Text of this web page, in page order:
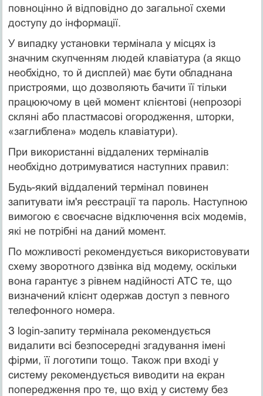
повноцінно й відповідно до загальної схеми
доступу до інформації.
У випадку установки термінала у місцях із
значним скупченням людей клавіатура (а якщо
необхідно, то й дисплей) має бути обладнана
пристроями, що дозволяють бачити її тільки
працюючому в цей момент клієнтові (непрозорі
скляні або пластмасові огородження, шторки,
«заглиблена» модель клавіатури).
При використанні віддалених терміналів
необхідно дотримуватися наступних правил:
Будь-який віддалений термінал повинен
запитувати ім'я реєстрації та пароль. Наступною
вимогою є своєчасне відключення всіх модемів,
які не потрібні на даний момент.
По можливості рекомендується використовувати
схему зворотного дзвінка від модему, оскільки
вона гарантує з рівнем надійності АТС те, що
визначений клієнт одержав доступ з певного
телефонного номера.
З login-запиту термінала рекомендується
видалити всі безпосередні згадування імені
фірми, її логотипи тощо. Також при вході у
систему рекомендується виводити на екран
попередження про те, що вхід у систему без